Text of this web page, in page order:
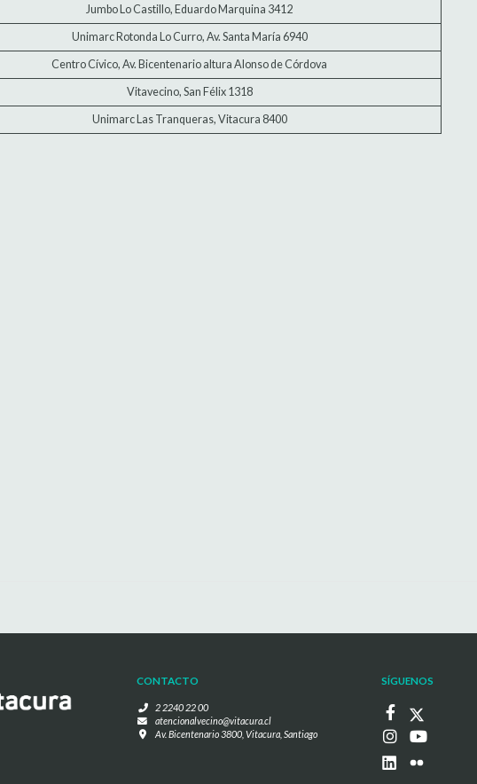
Jumbo Lo Castillo, Eduardo Marquina 3412
Unimarc Rotonda Lo Curro, Av. Santa María 6940
Centro Cívico, Av. Bicentenario altura Alonso de Córdova
Vitavecino, San Félix 1318
Unimarc Las Tranqueras, Vitacura 8400
CONTACTO
2 2240 22 00
atencionalvecino@vitacura.cl
Av. Bicentenario 3800, Vitacura, Santiago
SÍGUENOS